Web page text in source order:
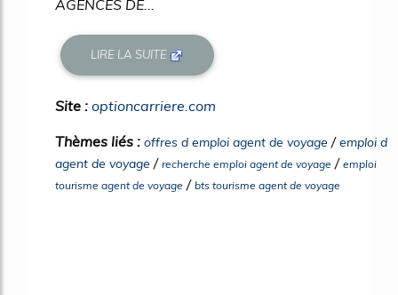
AGENCES DE...
LIRE LA SUITE
Site : optioncarriere.com
Thèmes liés : offres d emploi agent de voyage /emploi d
agent de voyage / recherche emploi agent de voyage / emploi
tourisme agent de voyage / bts tourisme agent de voyage